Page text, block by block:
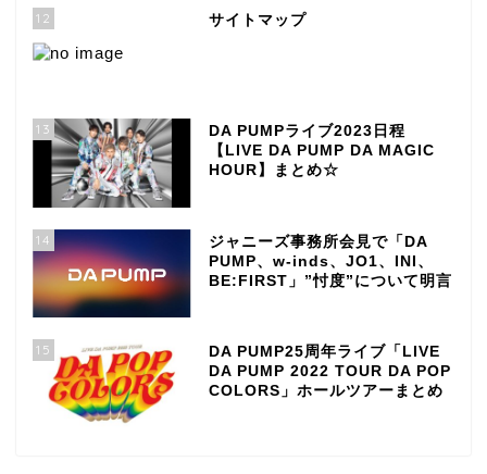
12 サイトマップ
13
DA PUMPライブ2023日程
【LIVE DA PUMP DA MAGIC
HOUR】まとめ☆
14
ジャニーズ事務所会見で「DA
PUMP、w-inds、JO1、INI、
BE:FIRST」”忖度”について明言
15
DA PUMP25周年ライブ「LIVE
DA PUMP 2022 TOUR DA POP
COLORS」ホールツアーまとめ